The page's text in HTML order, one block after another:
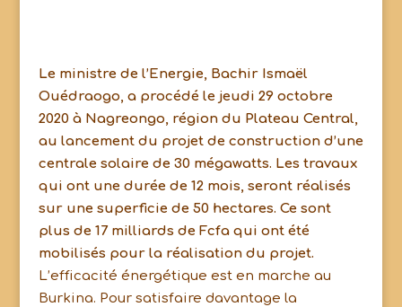
Le ministre de l’Energie, Bachir Ismaël
Ouédraogo, a procédé le jeudi 29 octobre
2020 à Nagreongo, région du Plateau Central,
au lancement du projet de construction d’une
centrale solaire de 30 mégawatts. Les travaux
qui ont une durée de 12 mois, seront réalisés
sur une superficie de 50 hectares. Ce sont
plus de 17 milliards de Fcfa qui ont été
mobilisés pour la réalisation du projet.
L’efficacité énergétique est en marche au
Burkina. Pour satisfaire davantage la